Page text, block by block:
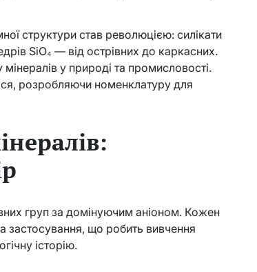
структури став революцією: силікати
SiO₄ — від острівних до каркасних.
у природі та промисловості.
розробляючи номенклатуру для
груп за домінуючим аніоном. Кожен
застосування, що робить вивчення
історію.